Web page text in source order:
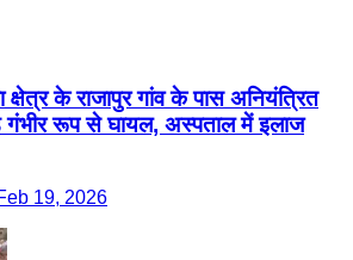
क्षेत्र के राजापुर गांव के पास अनियंत्रित
रूप से घायल, अस्पताल में इलाज
19, 2026